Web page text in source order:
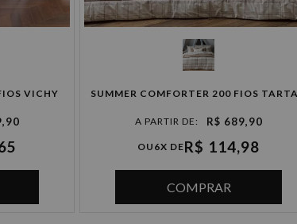
VICHY SUMMER COMFORTER 200 FIOS
R$ 689,90
OU 6X DER$ 114,98
COMPRAR